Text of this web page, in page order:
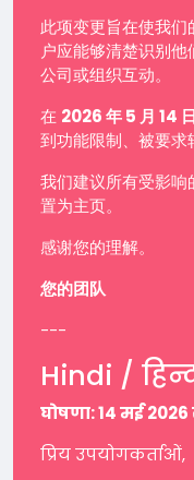
此项变更旨在使我
户应能够清楚识别
公司或组织互动。
在 2026 年 5 月 14 日
到功能限制、被要求
我们建议所有受影
置为主页。
感谢您的理解。
您的团队
---
Hindi /
घोषणा: 14 मई
प्रिय उपयोगकर्ताओं,